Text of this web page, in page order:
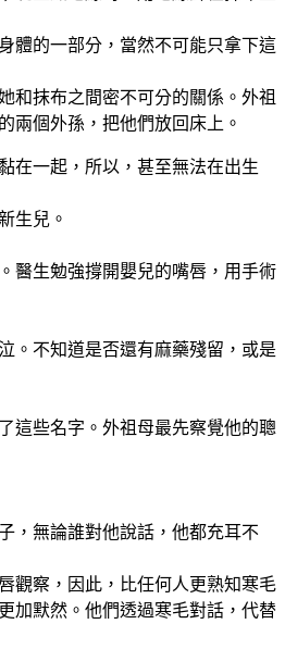
體的一部分，當然不可能只拿下這
和抹布之間密不可分的關係。外祖
兩個外孫，把他們放回床上。
在一起，所以，甚至無法在出生
生兒。
醫生勉強撐開嬰兒的嘴唇，用手術
。不知道是否還有麻藥殘留，或是
這些名字。外祖母最先察覺他的聰
，無論誰對他說話，他都充耳不
觀察，因此，比任何人更熟知寒毛
加默然。他們透過寒毛對話，代替